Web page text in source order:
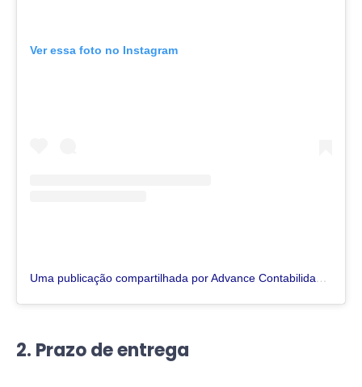
Ver essa foto no Instagram
Uma publicação compartilhada por Advance Contabilidade (@advance_contabilidade_)
2. Prazo de entrega